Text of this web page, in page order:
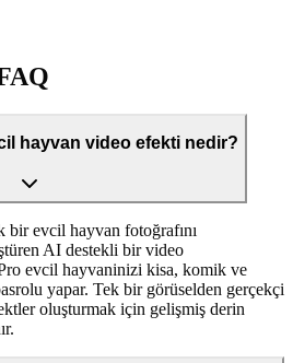
hayvan video efekti nedir?
bir evcil hayvan fotoğrafını
AI destekli bir video
evcil hayvaninizi kisa, komik ve
yapar. Tek bir görüselden gerçekçi
oluşturmak için gelişmiş derin